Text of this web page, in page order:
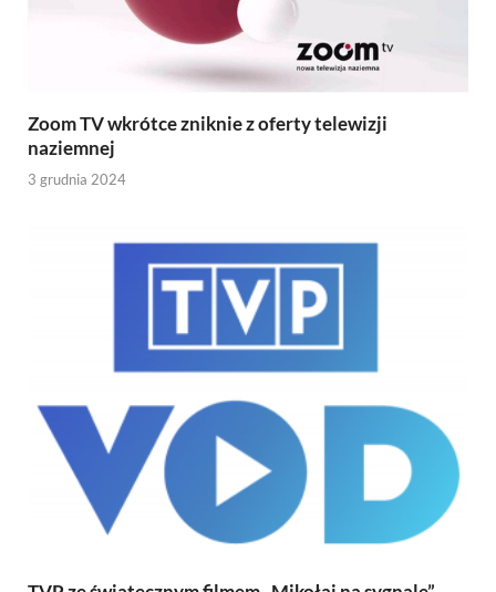
Zoom TV wkrótce zniknie z oferty telewizji
naziemnej
3 grudnia 2024